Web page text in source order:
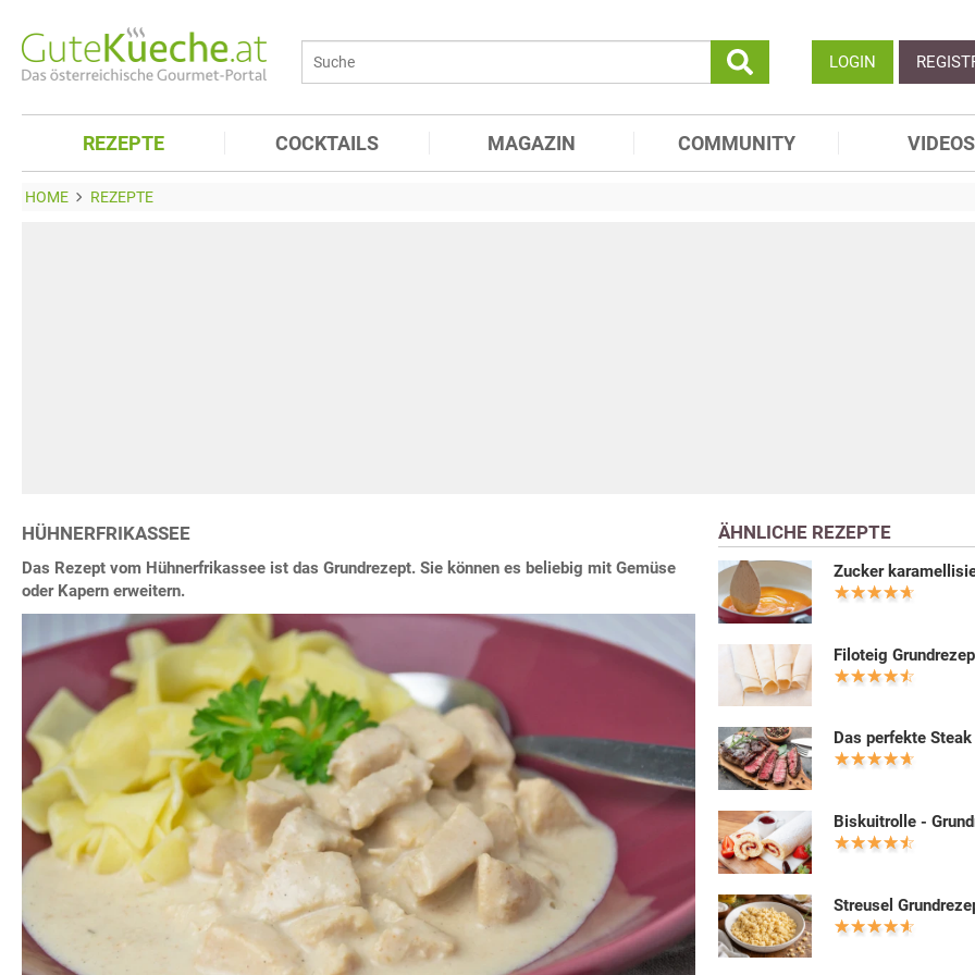
LOGIN
REZEPTE COCKTAILS MAGAZIN COMMUNITY VIDEOS
HOME REZEPTE
HÜHNERFRIKASSEE
Das Rezept vom Hühnerfrikassee ist das Grundrezept. Sie können es beliebig mit Gemüse
oder Kapern erweitern.
ÄHNLICHE REZEPTE
Zucker
Filoteig
Das perfekte Steak
Biskuitrolle -
Streusel